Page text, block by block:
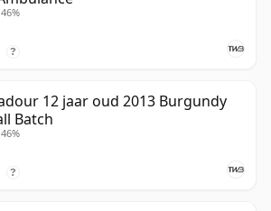
?
12 jaar oud 2013 Burgundy
Batch
?